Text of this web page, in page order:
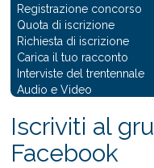
Registrazione concorso
Quota di iscrizione
Richiesta di iscrizione
Carica il tuo racconto
Interviste del trentennale
Audio e Video
Iscriviti al
Facebook